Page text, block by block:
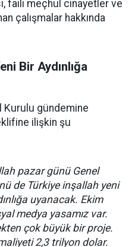
faili meçhul cinayetler ve
çalışmalar hakkında
Bir Aydınlığa
Kurulu gündemine
ilişkin şu
pazar günü Genel
de Türkiye inşallah yeni
uyanacak. Ekim
medya yasamız var.
çok büyük bir proje.
2,3 trilyon dolar.